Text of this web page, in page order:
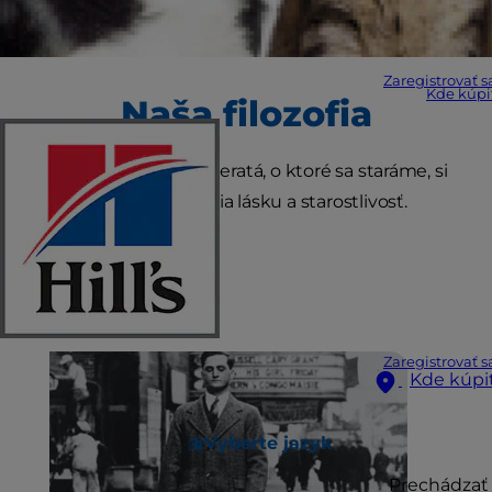
Zaregistrovať
Kde
Zaregistrovať
Kde
Vyberte jazyk
Prechádzať
Naša filozofia
Veríme, že všetky zvieratá, o ktoré sa staráme, si
celý život zaslúžia lásku a starostlivosť.